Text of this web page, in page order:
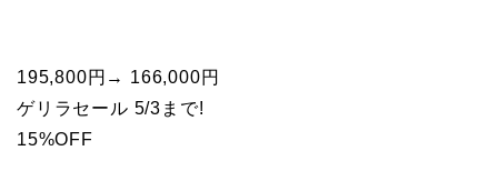
195,800円→ 166,000円
ゲリラセール 5/3まで!
15%OFF